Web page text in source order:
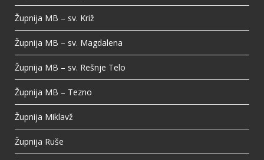
Župnija MB – sv. Križ
Župnija MB – sv. Magdalena
Župnija MB – sv. Rešnje Telo
Župnija MB – Tezno
Župnija Miklavž
Župnija Ruše